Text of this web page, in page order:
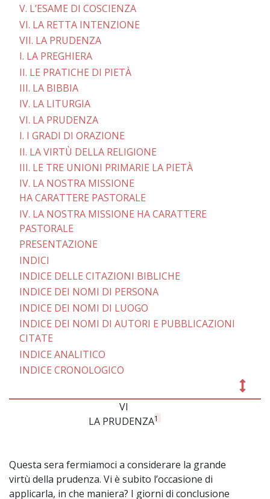
V. L’ESAME DI COSCIENZA
VI. LA RETTA INTENZIONE
VII. LA PRUDENZA
I. LA PREGHIERA
II. LE PRATICHE DI PIETÀ
III. LA BIBBIA
IV. LA LITURGIA
VI. LA PRUDENZA
I. I GRADI DI ORAZIONE
II. LA VIRTÙ DELLA RELIGIONE
III. LE TRE UNIONI PRIMARIE LA PIETÀ
IV. LA NOSTRA MISSIONE
HA CARATTERE PASTORALE
IV. LA NOSTRA MISSIONE HA CARATTERE
PASTORALE
PRESENTAZIONE
INDICI
INDICE DELLE CITAZIONI BIBLICHE
INDICE DEI NOMI DI PERSONA
INDICE DEI NOMI DI LUOGO
INDICE DEI NOMI DI AUTORI E PUBBLICAZIONI
CITATE
INDICE ANALITICO
INDICE CRONOLOGICO
VI
LA PRUDENZA1
Questa sera fermiamoci a considerare la grande
virtù della prudenza. Vi è subito l’occasione di
applicarla, in che maniera? I giorni di conclusione